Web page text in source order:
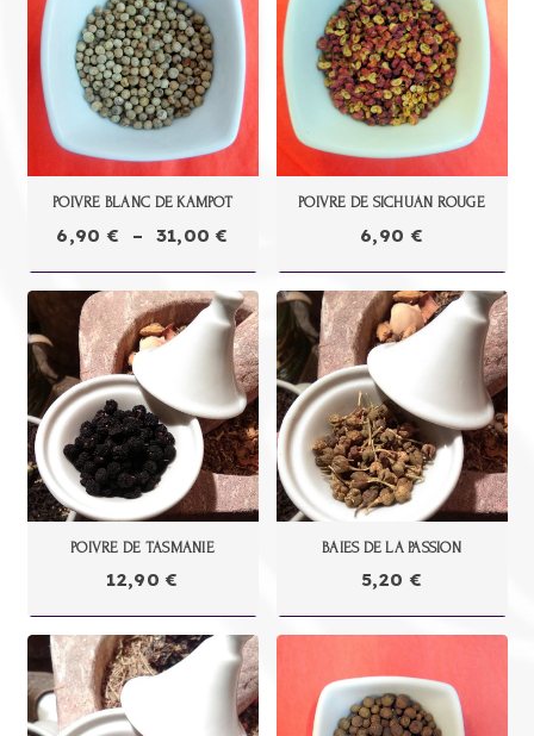
à
32,00 €
POIVRE BLANC DE KAMPOT
6,90 € – 31,00€
de
prix :
6,90 €
à
31,00 €
POIVRE DE SICHUAN ROUGE
6,90 €
POIVRE DE TASMANIE
12,90€
BAIES DE LA PASSION
5,20 €